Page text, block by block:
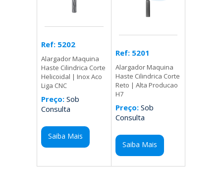
Ref: 5202
Alargador Maquina
Haste Cilindrica Corte
Helicoidal | Inox Aco
Liga CNC
Preço: Sob
Consulta
Saiba Mais
Ref: 5201
Alargador Maquina
Haste Cilindrica Corte
Reto | Alta Producao
H7
Preço:Sob
Consulta
Saiba Mais